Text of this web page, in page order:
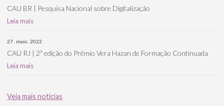
CAU BR | Pesquisa Nacional sobre Digitalização
Leia mais
27 . maio . 2022
CAU RJ | 2ª edição do Prêmio Vera Hazan de Formação Continuada
Leia mais
Veja mais notícias